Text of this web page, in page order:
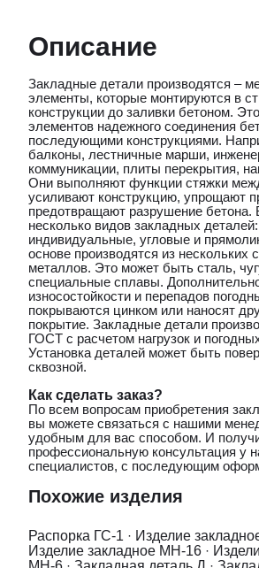
Описание
Закладные детали производятся –
элементы, которые монтируются в
конструкции до заливки бетоном.
элементов надежного соединения
последующими конструкциями.
балконы, лестничные марши,
коммуникации, плиты перекрытия,
Они выполняют функции стяжки
усиливают конструкцию, упрощают
предотвращают разрушение
несколько видов закладных
индивидуальные, угловые и
основе производятся из нескольких
металлов. Это может быть сталь,
специальные сплавы.
износостойкости и перепадов
покрываются цинком или наносят
покрытие. Закладные детали
ГОСТ с расчетом нагрузок и
Установка деталей может быть
сквозной.
Как сделать заказ?
По всем вопросам приобретения
вы можете связаться с нашими
удобным для вас способом. И
профессиональную консультация у
специалистов, с последующим
Похожие изделия
Распорка ГС-1 · Изделие
Изделие закладное МН-16 ·